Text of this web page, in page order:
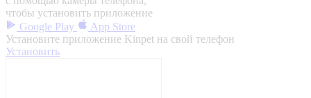
чтобы установить приложение
Google Play
App Store
Установите приложение Kinpet на свой телефон
Установить